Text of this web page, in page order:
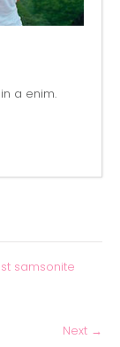
a enim.
samsonite
Next →